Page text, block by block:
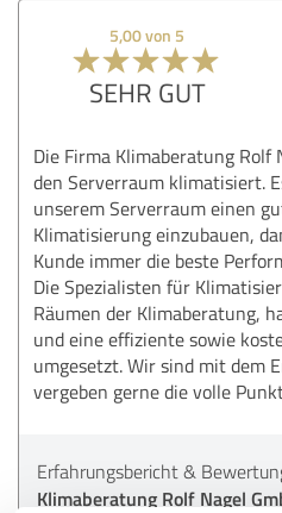
5,00 von 5
SEHR GUT
Die Firma Klimaberatung
den Serverraum klimatisiert.
unserem Serverraum einen
Klimatisierung einzubauen,
Kunde immer die beste
Die Spezialisten für
Räumen der Klimaberatung,
und eine effiziente sowie
umgesetzt. Wir sind mit dem
vergeben gerne die volle
Erfahrungsbericht &
Klimaberatung Rolf Nagel